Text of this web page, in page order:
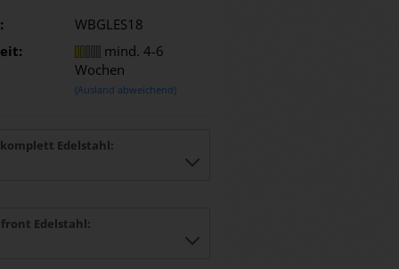
WBGLES18
mind. 4-6
Wochen
(Ausland abweichend)
Edelstahl:
Edelstahl: